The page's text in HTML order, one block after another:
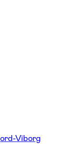
Viborg